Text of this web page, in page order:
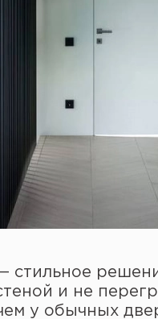
стильное
и не
у обычных